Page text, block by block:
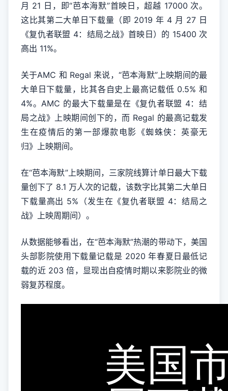
月 21 日，即“芭本海默”首映日，超越 17000 次。
这比其第二大单日下载量（即 2019 年 4 月 27 日
《复仇者联盟 4：结局之战》首映日）的 15400 次
高出 11%。
关于AMC 和 Regal 来说，“芭本海默”上映期间的最
大单日下载量，比其各自史上最高记载低 0.5% 和
4%。AMC 的最大下载量是在《复仇者联盟 4：结
局之战》上映期间创下的，而 Regal 的最高记载发
生在疫情后的第一部爆款电影《蜘蛛侠：英豪无
归》上映期间。
在“芭本海默”上映期间，三家院线算计单日最大下载
量创下了 8.1 万人次的记载，该数字比其第二大单日
下载量高出 5%（发生在《复仇者联盟 4：结局之
战》上映周期间）。
从数据能够看出，在“芭本海默”热潮的带动下，美国
头部影院使用下载量记载是 2020 年春夏日最低记
载的近 203 倍，显现出自疫情时期以来影院业的微
弱复苏程度。